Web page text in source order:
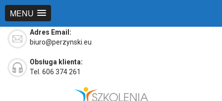
MENU
Adres Email:
biuro@perzynski.eu
Obsługa klienta:
Tel. 606 374 261